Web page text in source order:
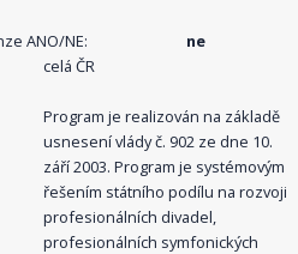
ANO/NE:
ne
celá ČR
Program je realizován na základě
usnesení vlády č. 902 ze dne 10.
září 2003. Program je systémovým
řešením státního podílu na rozvoji
profesionálních divadel,
profesionálních symfonických